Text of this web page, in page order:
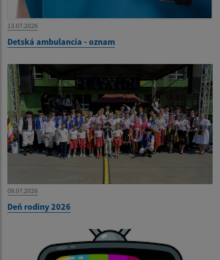
13.07.2026
Detská ambulancia - oznam
09.07.2026
Deň rodiny 2026